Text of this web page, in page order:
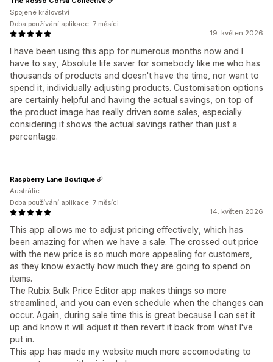
19. květen 2026
I have been using this app for numerous months now and I
have to say, Absolute life saver for somebody like me who has
thousands of products and doesn't have the time, nor want to
spend it, individually adjusting products. Customisation options
are certainly helpful and having the actual savings, on top of
the product image has really driven some sales, especially
considering it shows the actual savings rather than just a
percentage.
Spojené království
Doba používání aplikace: 7 měsíci
14. květen 2026
This app allows me to adjust pricing effectively, which has
been amazing for when we have a sale. The crossed out price
with the new price is so much more appealing for customers,
as they know exactly how much they are going to spend on
items.
The Rubix Bulk Price Editor app makes things so more
streamlined, and you can even schedule when the changes can
occur. Again, during sale time this is great because I can set it
up and know it will adjust it then revert it back from what I've
put in.
This app has made my website much more accomodating to
Raspberry Lane Boutique
Austrálie
Doba používání aplikace: 7 měsíci